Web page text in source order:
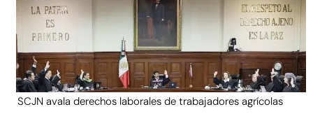
SCJN avala derechos laborales de trabajadores agrícolas